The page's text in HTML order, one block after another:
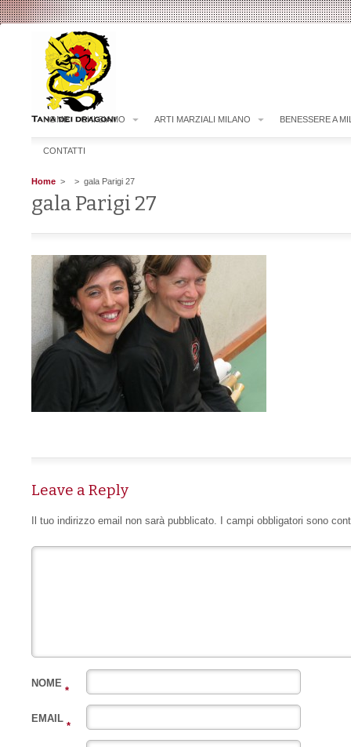
HOME CHI SIAMO ARTI MARZIALI MILANO BENESSERE A
CONTATTI
Home > > gala Parigi 27
gala Parigi 27
Leave a Reply
Il tuo indirizzo email non sarà pubblicato. I campi obbligatori sono
NOME
*
EMAIL
*